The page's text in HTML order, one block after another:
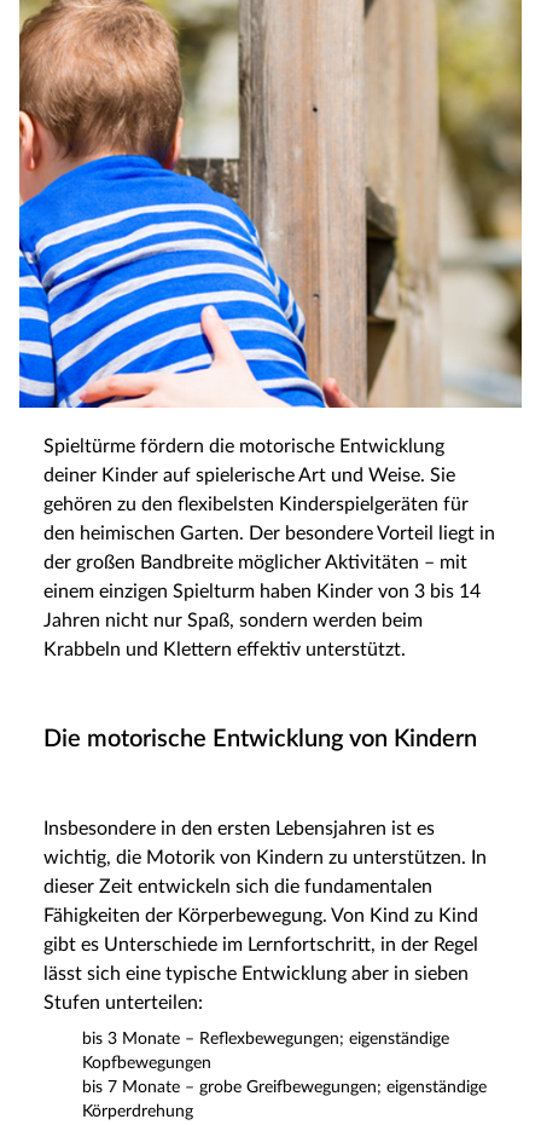
Spieltürme fördern die motorische Entwicklung
deiner Kinder auf spielerische Art und Weise. Sie
gehören zu den flexibelsten Kinderspielgeräten für
den heimischen Garten. Der besondere Vorteil liegt in
der großen Bandbreite möglicher Aktivitäten – mit
einem einzigen Spielturm haben Kinder von 3 bis 14
Jahren nicht nur Spaß, sondern werden beim
Krabbeln und Klettern effektiv unterstützt.
Die motorische Entwicklung von Kindern
Insbesondere in den ersten Lebensjahren ist es
wichtig, die Motorik von Kindern zu unterstützen. In
dieser Zeit entwickeln sich die fundamentalen
Fähigkeiten der Körperbewegung. Von Kind zu Kind
gibt es Unterschiede im Lernfortschritt, in der Regel
lässt sich eine typische Entwicklung aber in sieben
Stufen unterteilen:
bis 3 Monate – Reflexbewegungen; eigenständige
Kopfbewegungen
bis 7 Monate – grobe Greifbewegungen; eigenständige
Körperdrehung